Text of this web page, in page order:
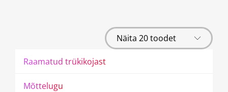
Raamatud trükikojast
Mõttelugu